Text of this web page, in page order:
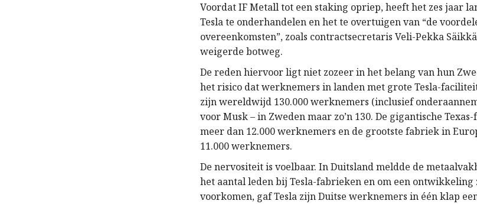
Voordat IF Metall tot een staking opriep, heeft het zes jaar
Tesla te onderhandelen en het te overtuigen van “de
overeenkomsten”, zoals contractsecretaris Veli-Pekka
weigerde botweg.
De reden hiervoor ligt niet zozeer in het belang van hun
het risico dat werknemers in landen met grote Tesla-
zijn wereldwijd 130.000 werknemers (inclusief
voor Musk – in Zweden maar zo’n 130. De gigantische
meer dan 12.000 werknemers en de grootste fabriek in
11.000 werknemers.
De nervositeit is voelbaar. In Duitsland meldde de
het aantal leden bij Tesla-fabrieken en om een ontwikkeling
voorkomen, gaf Tesla zijn Duitse werknemers in één klap